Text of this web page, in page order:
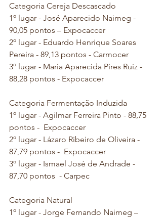
Categoria Cereja Descascado
1º lugar - José Aparecido Naimeg -
90,05 pontos – Expocaccer
2º lugar - Eduardo Henrique Soares
Pereira - 89,13 pontos - Carmocer
3º lugar - Maria Aparecida Pires Ruiz -
88,28 pontos - Expocaccer
Categoria Fermentação Induzida
1º lugar - Agilmar Ferreira Pinto - 88,75
pontos -  Expocaccer
2º lugar - Lázaro Ribeiro de Oliveira -
87,79 pontos -  Expocaccer
3º lugar - Ismael José de Andrade -
87,70 pontos  - Carpec
Categoria Natural
1º lugar - Jorge Fernando Naimeg –